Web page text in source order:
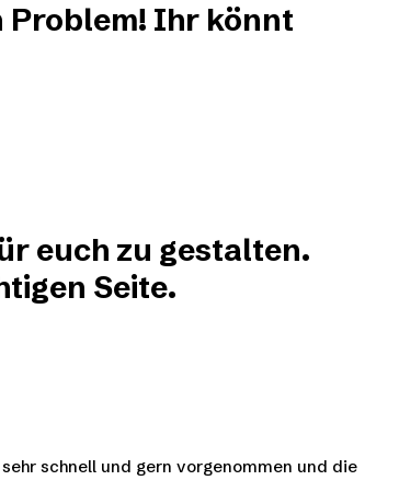
Problem! Ihr könnt
euch zu gestalten.
Seite.
schnell und gern vorgenommen und die